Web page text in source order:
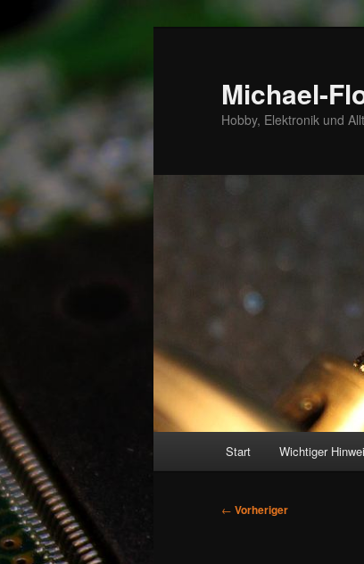
Zum
primären
Michael-
Hobby, Elektronik und
Start Wichtiger
Beitragsnavigation
← Vorheriger